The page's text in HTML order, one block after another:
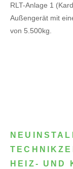
RLT-Anlage 1
Außengerät mit
von 5.500kg.
HEIZ- UND